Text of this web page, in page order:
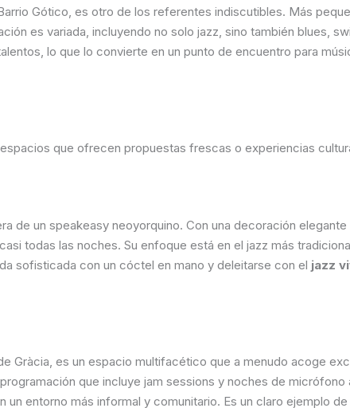
Gótico, es otro de los referentes indiscutibles. Más
es variada, incluyendo no solo jazz, sino también blues,
lo que lo convierte en un punto de encuentro para
que ofrecen propuestas frescas o experiencias
de un speakeasy neoyorquino. Con una decoración
todas las noches. Su enfoque está en el jazz más
sofisticada con un cóctel en mano y deleitarse con el jazz
Gràcia, es un espacio multifacético que a menudo acoge
que incluye jam sessions y noches de micrófono
entorno más informal y comunitario. Es un claro ejemplo